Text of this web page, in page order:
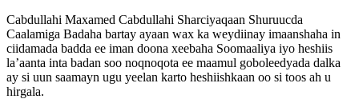
Cabdullahi Maxamed Cabdullahi Sharciyaqaan Shuruucda
Caalamiga Badaha bartay ayaan wax ka weydiinay imaanshaha in
ciidamada badda ee iman doona xeebaha Soomaaliya iyo heshiis
la’aanta inta badan soo noqnoqota ee maamul goboleedyada dalka
ay si uun saamayn ugu yeelan karto heshiishkaan oo si toos ah u
hirgala.